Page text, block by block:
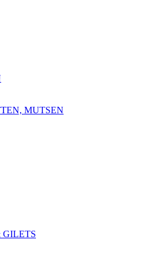
MUTSEN
GILETS